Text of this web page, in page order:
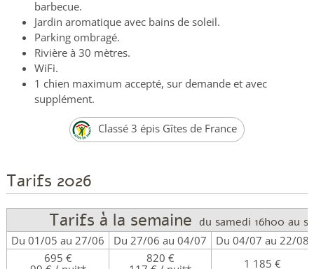
barbecue.
Jardin aromatique avec bains de soleil.
Parking ombragé.
Rivière à 30 mètres.
WiFi.
1 chien maximum accepté, sur demande et avec
supplément.
Classé 3 épis Gîtes de France
Tarifs 2026
Tarifs à la semaine du samedi 16h00 au
Du 01/05 au 27/06 Du 27/06 au 04/07
Du 04/07 au 22/08
695 €
820 €
1 185 €